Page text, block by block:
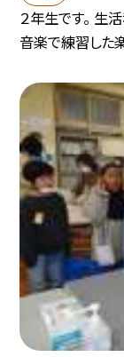
２年生です。 生
音楽で練習した